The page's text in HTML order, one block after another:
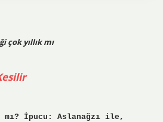
çok yıllık mı
mı? İpucu: Aslanağzı ile,